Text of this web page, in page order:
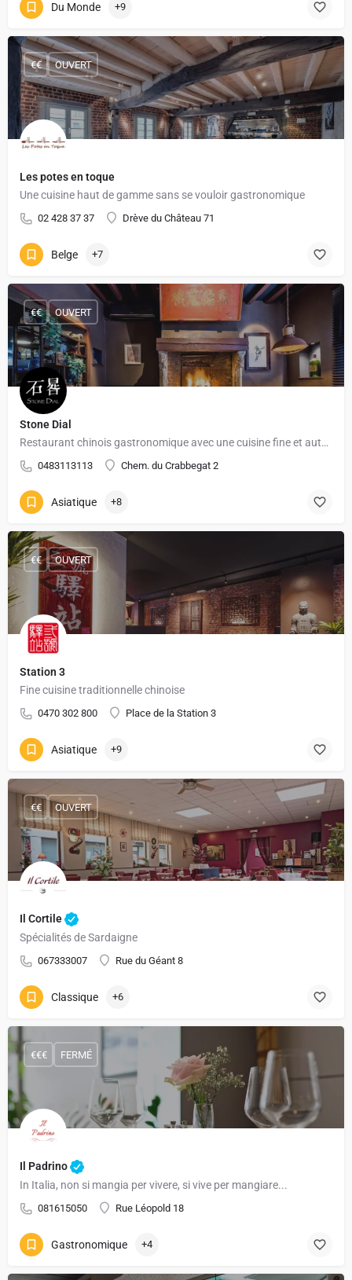
Du Monde +9
Les potes en toque
Une cuisine haut de gamme sans se vouloir gastronomique
02 428 37 37 Drève du Château 71
€€ OUVERT
Belge +7
Stone Dial
Restaurant chinois gastronomique avec une cuisine fine et authentique
0483113113 Chem. du Crabbegat 2
€€ OUVERT
Asiatique +8
Station 3
Fine cuisine traditionnelle chinoise
0470 302 800 Place de la Station 3
€€ OUVERT
Asiatique +9
Il Cortile
Spécialités de Sardaigne
067333007 Rue du Géant 8
€€ OUVERT
Classique +6
Il Padrino
In Italia, non si mangia per vivere, si vive per mangiare...
081615050 Rue Léopold 18
€€€ FERMÉ
Gastronomique +4